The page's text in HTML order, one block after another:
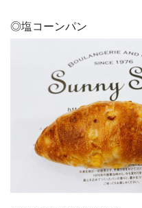
◎塩コーンパン